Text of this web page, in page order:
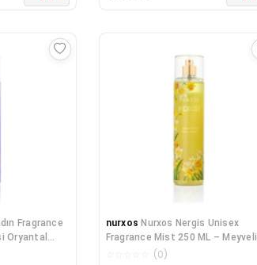
Fragrance
Oryantal
nurxos Nurxos Nergis Unisex
Fragrance Mist 250 ML – Meyveli
Odunsu Parfü
(0)